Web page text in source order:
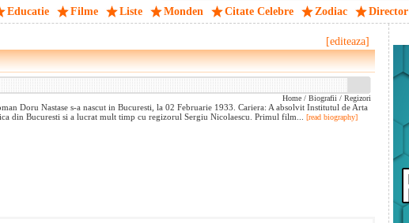
Educatie Filme Liste Monden Citate Celebre Zodiac Director
[editeaza]
Home / Biografii / Regizori
Doru Nastase s-a nascut in Bucuresti, la 02 Februarie 1933. Cariera: A absolvit Institutul de Arta
din Bucuresti si a lucrat mult timp cu regizorul Sergiu Nicolaescu. Primul film...
[read biography]